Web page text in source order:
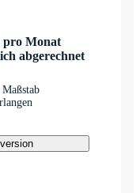
pro Monat
abgerechnet